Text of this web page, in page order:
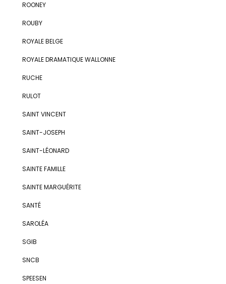
ROONEY
ROUBY
ROYALE BELGE
ROYALE DRAMATIQUE WALLONNE
RUCHE
RULOT
SAINT VINCENT
SAINT-JOSEPH
SAINT-LÉONARD
SAINTE FAMILLE
SAINTE MARGUÉRITE
SANTÉ
SAROLÉA
SGIB
SNCB
SPEESEN